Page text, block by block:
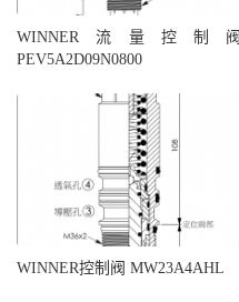
WINNER流量控制阀
PEV5A2D09N0800
WINNER控制阀 MW23A4AHL